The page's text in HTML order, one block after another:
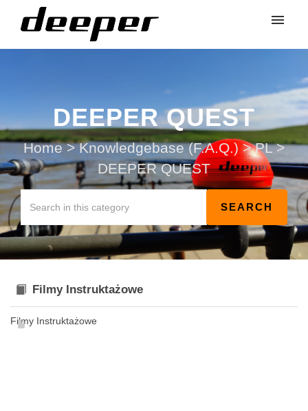
DEEPER QUEST
Home > Knowledgebase (F.A.Q.) > PL >
DEEPER QUEST
Filmy Instruktażowe
Filmy Instruktażowe